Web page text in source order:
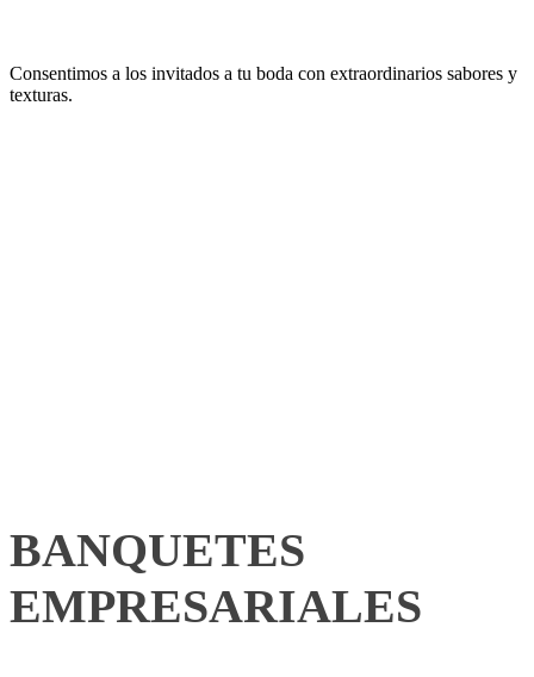
Consentimos a los invitados a tu boda con extraordinarios sabores y
texturas.
BANQUETES
EMPRESARIALES